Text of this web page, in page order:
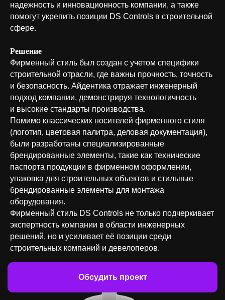
надежность и инновационность компании, а также
помогут укрепить позиции DS Controls в строительной
сфере.
Решение
Фирменный стиль был создан с учетом специфики
строительной отрасли, где важны прочность, точность
и безопасность. Айдентика отражает инженерный
подход компании, демонстрируя технологичность
и высокие стандарты производства.
Помимо классических носителей фирменного стиля
(логотип, цветовая палитра, деловая документация),
были разработаны специализированные
брендированные элементы, такие как технические
паспорта продукции в фирменном оформлении,
упаковка для строительных объектов и стильные
брендированные элементы для монтажа
оборудования.
Фирменный стиль DS Controls не только подчеркивает
экспертность компании в области инженерных
решений, но и усиливает её позиции среди
строительных компаний и девелоперов.
Обсудить проект